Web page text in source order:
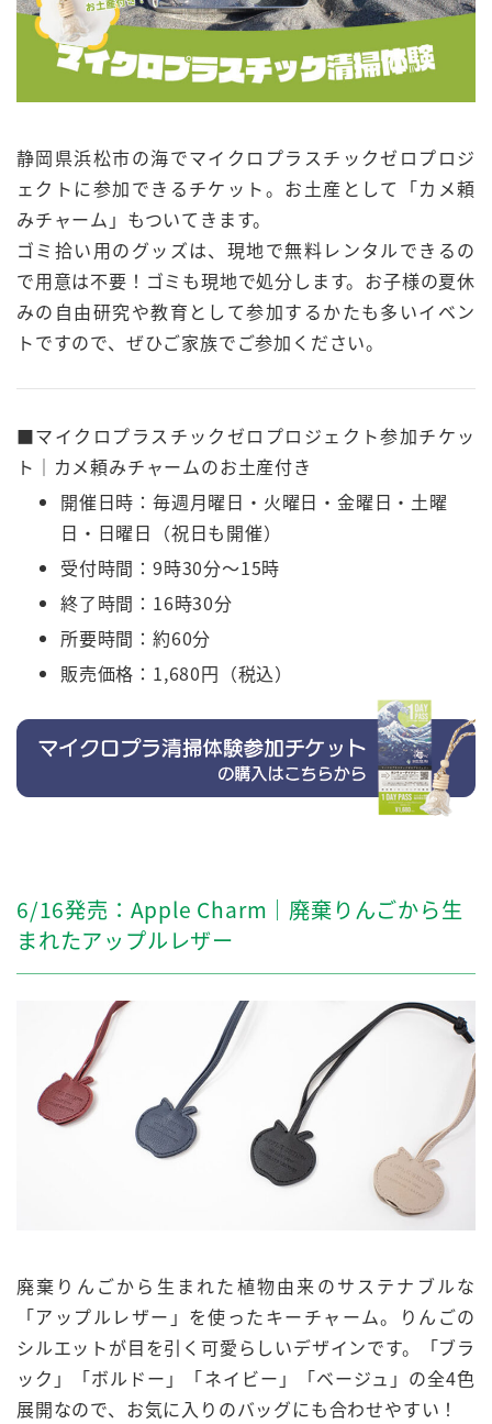
静岡県浜松市の海でマイクロプラスチックゼロプロジ
ェクトに参加できるチケット。お土産として「カメ頼
みチャーム」もついてきます。
ゴミ拾い用のグッズは、現地で無料レンタルできるの
で用意は不要！ゴミも現地で処分します。お子様の夏休
みの自由研究や教育として参加するかたも多いイベン
トですので、ぜひご家族でご参加ください。
■マイクロプラスチックゼロプロジェクト参加チケッ
ト｜カメ頼みチャームのお土産付き
開催日時：毎週月曜日・火曜日・金曜日・土曜
日・日曜日（祝日も開催）
受付時間：9時30分〜15時
終了時間：16時30分
所要時間：約60分
販売価格：1,680円（税込）
6/16発売：Apple Charm｜廃棄りんごから生
まれたアップルレザー
廃棄りんごから生まれた植物由来のサステナブルな
「アップルレザー」を使ったキーチャーム。りんごの
シルエットが目を引く可愛らしいデザインです。「ブラ
ック」「ボルドー」「ネイビー」「ベージュ」の全4色
展開なので、お気に入りのバッグにも合わせやすい！